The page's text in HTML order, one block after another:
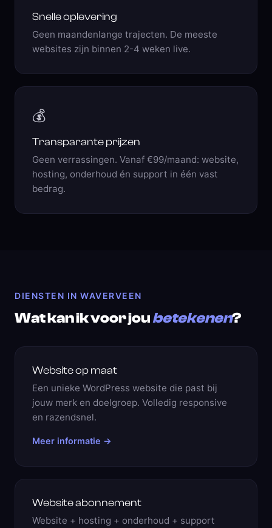
Snelle oplevering
Geen maandenlange trajecten. De meeste
websites zijn binnen 2-4 weken live.
💰
Transparante prijzen
Geen verrassingen. Vanaf €99/maand: website,
hosting, onderhoud én support in één vast
bedrag.
DIENSTEN IN WAVERVEEN
Wat kan ik voor joubetekenen?
Website op maat
Een unieke WordPress website die past bij
jouw merk en doelgroep. Volledig responsive
en razendsnel.
Meer informatie →
Website abonnement
Website + hosting + onderhoud + support